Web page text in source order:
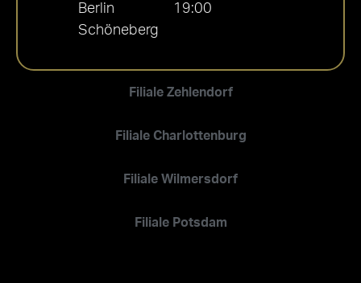
Filiale Zehlendorf
Filiale Charlottenburg
Filiale Wilmersdorf
Filiale Potsdam
Berlin
Schöneberg
19:00